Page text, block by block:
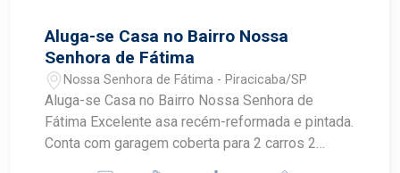
Aluga-se Casa no Bairro Nossa
Senhora de Fátima
Nossa Senhora de Fátima - Piracicaba/SP
Aluga-se Casa no Bairro Nossa Senhora de
Fátima Excelente asa recém-reformada e pintada.
Conta com garagem coberta para 2 carros 2